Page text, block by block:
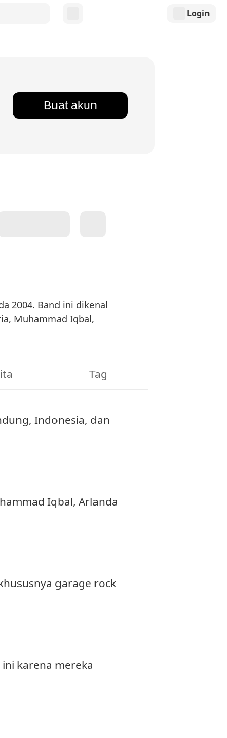
Login
Buat akun
2004. Band ini dikenal
Muhammad Iqbal,
Tag
Indonesia, dan
Iqbal, Arlanda
garage rock
karena mereka